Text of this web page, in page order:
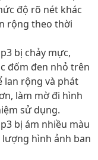
độ rõ nét khác
rộng theo thời
bị chảy mực,
đốm đen nhỏ trên
lan rộng và phát
làm mờ đi hình
sử dụng.
bị ám nhiều màu
hình ảnh ban